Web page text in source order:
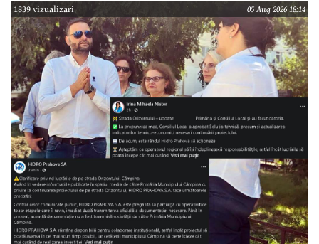
finanțat prin Programul Național de Investiții ”Anghel
Saligny”.
1839 vizualizari 05 Aug 2026 18:14